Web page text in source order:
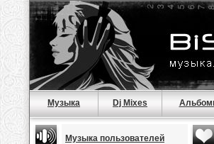
Музыка Dj Mixes
Музыка пользователей